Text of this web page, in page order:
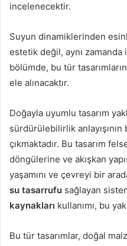
incelenecektir.
Suyun dinamiklerinden
estetik değil, aynı
bölümde, bu tür
ele alınacaktır.
Doğayla uyumlu tasarım
sürdürülebilirlik anlayışının
çıkmaktadır. Bu tasarım
döngülerine ve akışkan
yaşamını ve çevreyi bir
su tasarrufu sağlayan
kaynakları kullanımı, bu
Bu tür tasarımlar, doğal